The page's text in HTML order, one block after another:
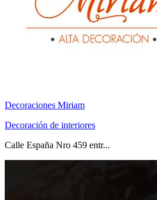
Decoraciones Miriam
Decoración de interiores
Calle España Nro 459 entr...